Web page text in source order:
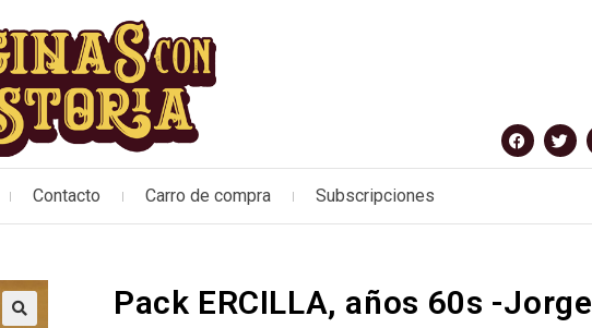
Contacto Carro de compra Subscripciones
Pack ERCILLA, años 60s -Jorge